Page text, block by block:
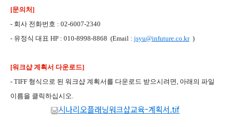
[문의처]
- 회사 전화번호 : 02-6007-2340
- 유정식 대표 HP : 010-8998-8868 (Email : jsyu@infuture.co.kr)
[워크샵 계획서 다운로드]
- TIFF 형식으로 된 워크샵 계획서를 다운로드 받으시려면, 아래의 파일
이름을 클릭하십시오.
시나리오플래닝워크샵교육-계획서.tif